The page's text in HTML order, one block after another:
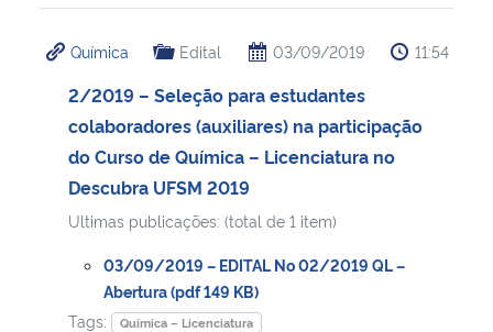
Química Edital 03/09/2019 11:54
2/2019 – Seleção para estudantes
colaboradores (auxiliares) na participação
do Curso de Química – Licenciatura no
Descubra UFSM 2019
Ultimas publicações: (total de 1 item)
03/09/2019 – EDITAL No 02/2019 QL –
Abertura (pdf 149 KB)
Tags:
Química – Licenciatura